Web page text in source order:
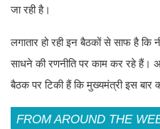
जा रही है।
लगातार हो रही इन बैठकों से साफ है
साधने की रणनीति पर काम कर रहे हैं।
बैठक पर टिकी हैं कि मुख्यमंत्री इस बार
FROM AROUND THE